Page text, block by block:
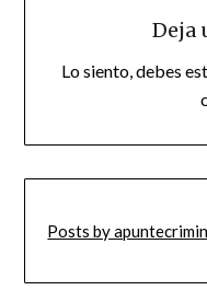
Deja
Lo siento, debes
Posts by